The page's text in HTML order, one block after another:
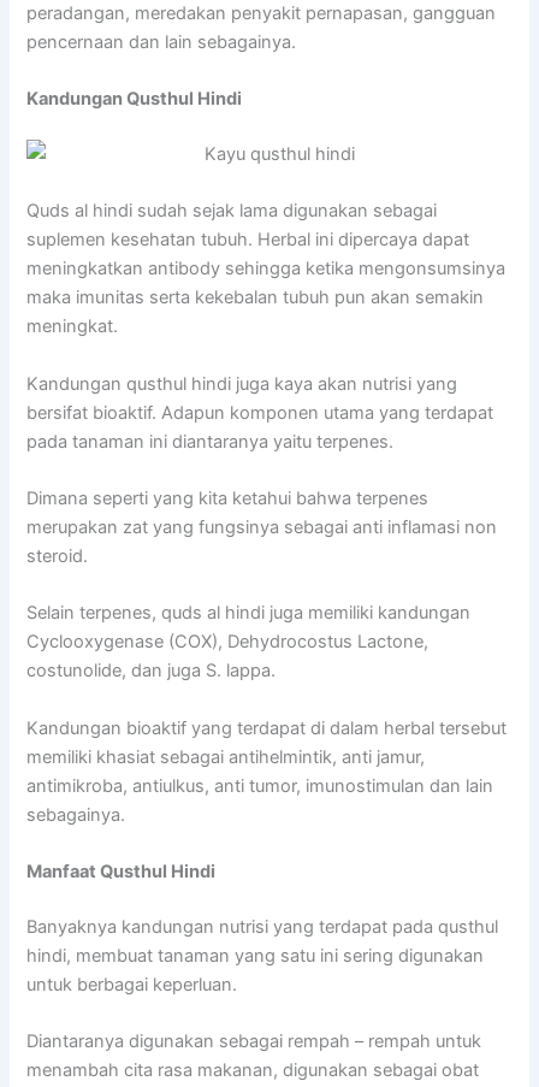
peradangan, meredakan penyakit pernapasan, gangguan
pencernaan dan lain sebagainya.
Kandungan Qusthul Hindi
Quds al hindi sudah sejak lama digunakan sebagai
suplemen kesehatan tubuh. Herbal ini dipercaya dapat
meningkatkan antibody sehingga ketika mengonsumsinya
maka imunitas serta kekebalan tubuh pun akan semakin
meningkat.
Kandungan qusthul hindi juga kaya akan nutrisi yang
bersifat bioaktif. Adapun komponen utama yang terdapat
pada tanaman ini diantaranya yaitu terpenes.
Dimana seperti yang kita ketahui bahwa terpenes
merupakan zat yang fungsinya sebagai anti inflamasi non
steroid.
Selain terpenes, quds al hindi juga memiliki kandungan
Cyclooxygenase (COX), Dehydrocostus Lactone,
costunolide, dan juga S. lappa.
Kandungan bioaktif yang terdapat di dalam herbal tersebut
memiliki khasiat sebagai antihelmintik, anti jamur,
antimikroba, antiulkus, anti tumor, imunostimulan dan lain
sebagainya.
Manfaat Qusthul Hindi
Banyaknya kandungan nutrisi yang terdapat pada qusthul
hindi, membuat tanaman yang satu ini sering digunakan
untuk berbagai keperluan.
Diantaranya digunakan sebagai rempah – rempah untuk
menambah cita rasa makanan, digunakan sebagai obat